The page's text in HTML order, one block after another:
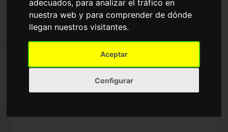
adecuados, para analizar el tráfico en
nuestra web y para comprender de dónde
llegan nuestros visitantes.
Aceptar
Configurar